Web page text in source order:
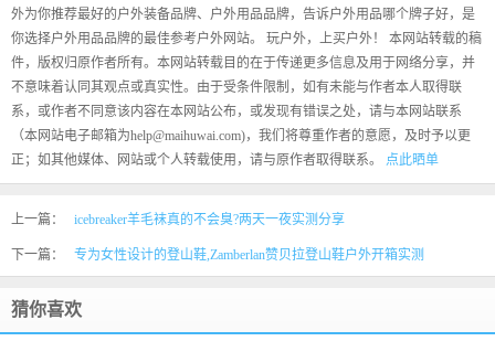
外为你推荐最好的户外装备品牌、户外用品品牌，告诉户外用品哪个牌子好，是
你选择户外用品品牌的最佳参考户外网站。 玩户外，上买户外！ 本网站转载的稿
件，版权归原作者所有。本网站转载目的在于传递更多信息及用于网络分享，并
不意味着认同其观点或真实性。由于受条件限制，如有未能与作者本人取得联
系，或作者不同意该内容在本网站公布，或发现有错误之处，请与本网站联系
（本网站电子邮箱为help@maihuwai.com)，我们将尊重作者的意愿，及时予以更
正；如其他媒体、网站或个人转载使用，请与原作者取得联系。 点此晒单
上一篇： icebreaker羊毛袜真的不会臭?两天一夜实测分享
下一篇： 专为女性设计的登山鞋,Zamberlan赞贝拉登山鞋户外开箱实测
猜你喜欢